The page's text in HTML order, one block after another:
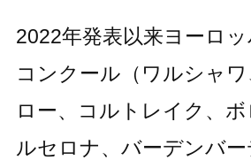
2022年発表以来ヨーロ
コンクール（ワルシャ
ロー、コルトレイク、
ルセロナ、バーデンバ